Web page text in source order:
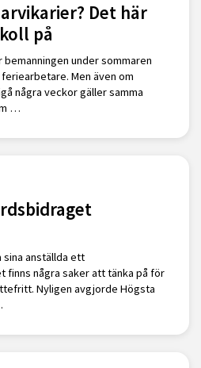
Det här
på
under sommaren
Men även om
några veckor gäller samma
…
anställda ett
finns några saker att tänka på för
Nyligen avgjorde Högsta